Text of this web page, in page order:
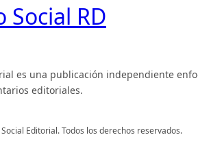
Social RD
es una publicación independiente
editoriales.
Editorial. Todos los derechos reservados.